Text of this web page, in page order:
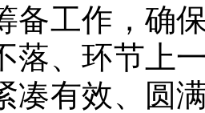
备工作，确
落、环节上
凑有效、圆